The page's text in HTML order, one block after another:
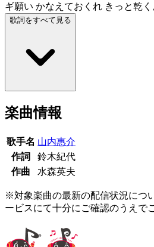
ギ願い かなえておくれ きっと乾
歌詞をすべて見る
楽曲情報
歌手名 山内惠介
作詞
鈴木紀代
作曲
水森英夫
※対象楽曲の最新の配信状況につ
ービスにて十分にご確認のうえで